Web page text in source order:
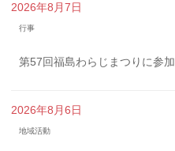
2026年8月7日
行事
第57回福島わらじまつりに参加
2026年8月6日
地域活動